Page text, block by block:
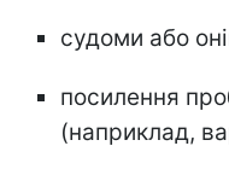
судоми або
посилення
(наприклад,